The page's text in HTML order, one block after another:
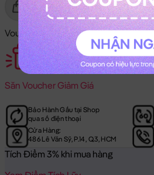
Gửi Tặng Mua Ngay
Voucher Mã Khuyến Mãi:
Săn Voucher Giảm Giá
Bảo Hành Gấu tại Shop
qua số điện thoại
Cửa Hàng:
486 Lê Văn Sỹ, P.14, Q.3, HCM
Tích Điểm 3% khi mua hàng